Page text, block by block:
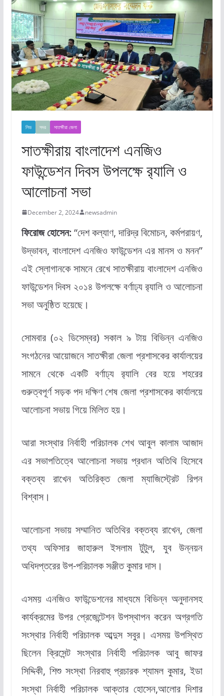
লিড সদর সাতক্ষীরা জেলা
সাতক্ষীরায় বাংলাদেশ এনজিও
ফাউন্ডেশন দিবস উপলক্ষে র‍্যালি ও
আলোচনা সভা
December 2, 2024 newsadmin
ফিরোজ হোসেন:“দেশ কল্যাণ, দারিদ্র বিমোচন, কর্মপরায়ণ,
উদ্ভাবন, বাংলাদেশ এনজিও ফাউন্ডেশন এর মানস ও মনন”
এই স্লোগানকে সামনে রেখে সাতক্ষীরায় বাংলাদেশ এনজিও
ফাউন্ডেশন দিবস ২০১৪ উপলক্ষে বর্ণাঢ্য র‍্যালি ও আলোচনা
সভা অনুষ্ঠিত হয়েছে।
সোমবার (০২ ডিসেম্বর) সকাল ৯ টায় বিভিন্ন এনজিও
সংগঠনের আয়োজনে সাতক্ষীরা জেলা প্রশাসকের কার্যালয়ের
সামনে থেকে একটি বর্ণাঢ্য র‍্যালি বের হয়ে শহরের
গুরুত্বপূর্ণ সড়ক পদ দক্ষিণ শেষ জেলা প্রশাসকের কার্যালয়ে
আলোচনা সভায় গিয়ে মিলিত হয়।
আরা সংস্থার নির্বাহী পরিচালক শেখ আবুল কালাম আজাদ
এর সভাপতিত্বে আলোচনা সভায় প্রধান অতিথি হিসেবে
বক্তব্য রাখেন অতিরিক্ত জেলা ম্যাজিস্ট্রেট রিপন
বিশ্বাস।
আলোচনা সভায় সম্মানিত অতিথির বক্তব্য রাখেন, জেলা
তথ্য অফিসার জাহারুল ইসলাম টুটুল, যুব উন্নয়ন
অধিদপ্তরের উপ-পরিচালক সঞ্জীত কুমার দাস।
এসময় এনজিও ফাউন্ডেশনের মাধ্যমে বিভিন্ন অনুদানসহ
কার্যক্রমের উপর প্রেজেন্টেশন উপস্থাপন করেন অগ্রগতি
সংস্থার নির্বাহী পরিচালক আব্দুস সবুর। এসময় উপস্থিত
ছিলেন ক্রিসেন্ট সংস্থার নির্বাহী পরিচালক আবু জাফর
সিদ্দিকী, শিশু সংস্থা নিরবাহু প্রচারক শ্যামল কুমার, ইডা
সংস্থা নির্বাহী পরিচালক আক্তার হোসেন,আলোর দিশার